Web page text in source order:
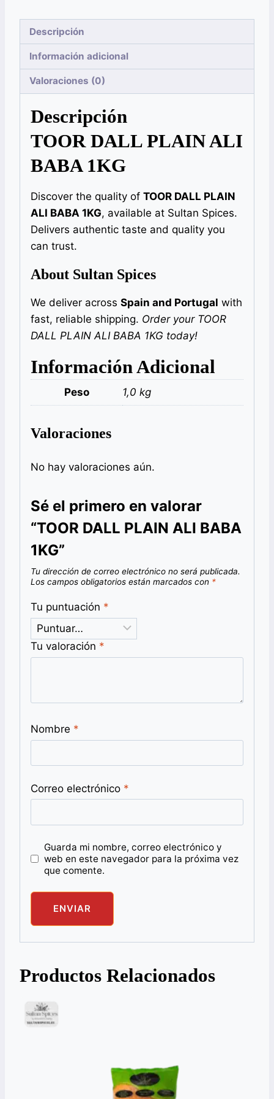
Descripción
Información adicional
Valoraciones (0)
Descripción
TOOR DALL PLAIN ALI
BABA 1KG
Discover the quality of TOOR DALL PLAIN
ALI BABA 1KG, available at Sultan Spices.
Delivers authentic taste and quality you
can trust.
About Sultan Spices
We deliver across Spain and Portugal with
fast, reliable shipping. Order your TOOR
DALL PLAIN ALI BABA 1KG today!
Información Adicional
Peso 1,0 kg
Valoraciones
No hay valoraciones aún.
Sé el primero en valorar
“TOOR DALL PLAIN ALI BABA
1KG”
Tu dirección de correo electrónico no será publicada.
Los campos obligatorios están marcados con *
Tu puntuación *
Tu valoración *
Nombre *
Correo electrónico *
Guarda mi nombre, correo electrónico y
web en este navegador para la próxima vez
que comente.
Productos Relacionados